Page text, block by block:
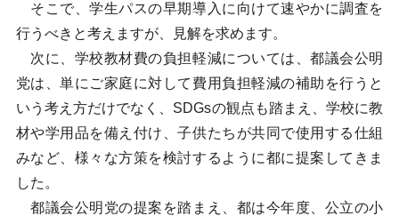
そこで、学生パスの早期導入に向けて速やかに調査を
行うべきと考えますが、見解を求めます。
次に、学校教材費の負担軽減については、都議会公明
党は、単にご家庭に対して費用負担軽減の補助を行うと
いう考え方だけでなく、SDGsの観点も踏まえ、学校に教
材や学用品を備え付け、子供たちが共同で使用する仕組
みなど、様々な方策を検討するように都に提案してきま
した。
都議会公明党の提案を踏まえ、都は今年度、公立の小